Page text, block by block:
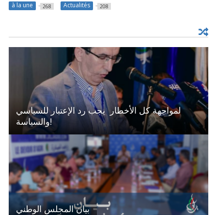
à la une 268 Actualités 208
لمواجهة كل الأخطار يجب رد الإعتبار للسياسي
والسياسة!
بيان المجلس الوطني